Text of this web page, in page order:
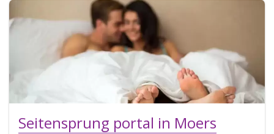
Seitensprung portal in Moers